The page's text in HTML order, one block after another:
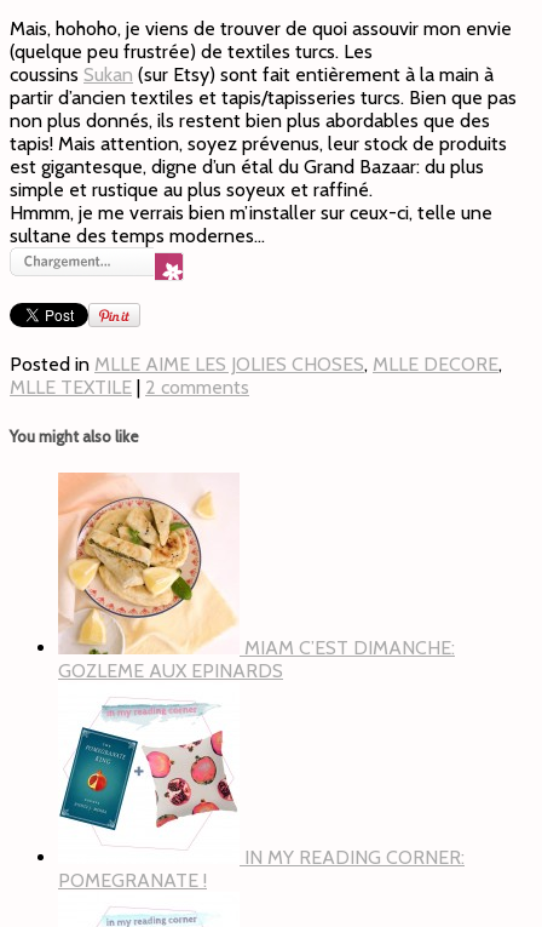
Mais, hohoho, je viens de trouver de quoi assouvir mon envie
(quelque peu frustrée) de textiles turcs. Les
coussins Sukan (sur Etsy) sont fait entièrement à la main à
partir d’ancien textiles et tapis/tapisseries turcs. Bien que pas
non plus donnés, ils restent bien plus abordables que des
tapis! Mais attention, soyez prévenus, leur stock de produits
est gigantesque, digne d’un étal du Grand Bazaar: du plus
simple et rustique au plus soyeux et raffiné.
Hmmm, je me verrais bien m’installer sur ceux-ci, telle une
sultane des temps modernes…
Posted in MLLE AIME LES JOLIES CHOSES, MLLE DECORE,
MLLE TEXTILE
2 comments
You might also like
MIAM C’EST DIMANCHE:
GOZLEME AUX EPINARDS
IN MY READING CORNER:
POMEGRANATE !